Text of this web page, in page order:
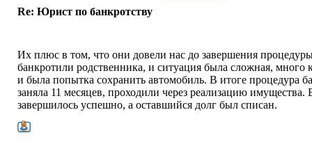
Re: Юрист по банкротству
Их плюс в том, что они довели нас до завершения
банкротили родственника, и ситуация была сложная, много
и была попытка сохранить автомобиль. В итоге процедура
заняла 11 месяцев, проходили через реализацию имущества.
завершилось успешно, а оставшийся долг был списан.